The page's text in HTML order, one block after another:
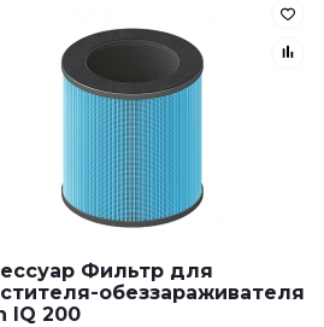
Фильтр для
обеззараживателя
IQ 200